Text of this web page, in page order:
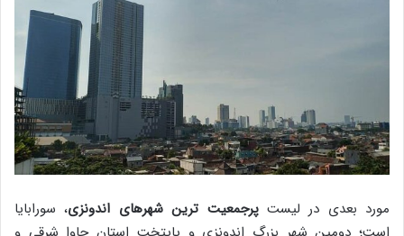
مورد بعدی در لیستپرجمعیت ترین شهرهای اندونزی، سورابایا